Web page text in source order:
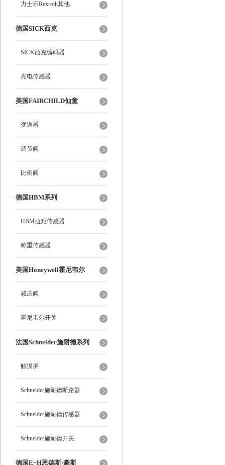
力士乐Rexroth其他
德国SICK西克
SICK西克编码器
光电传感器
美国FAIRCHILD仙童
变送器
调节阀
比例阀
德国HBM系列
HBM扭矩传感器
称重传感器
美国Honeywell霍尼韦尔
减压阀
霍尼韦尔开关
法国Schneider施耐德系列
触摸屏
Schneider施耐德断路器
Schneider施耐德传感器
Schneider施耐德开关
德国E+H恩德斯·豪斯